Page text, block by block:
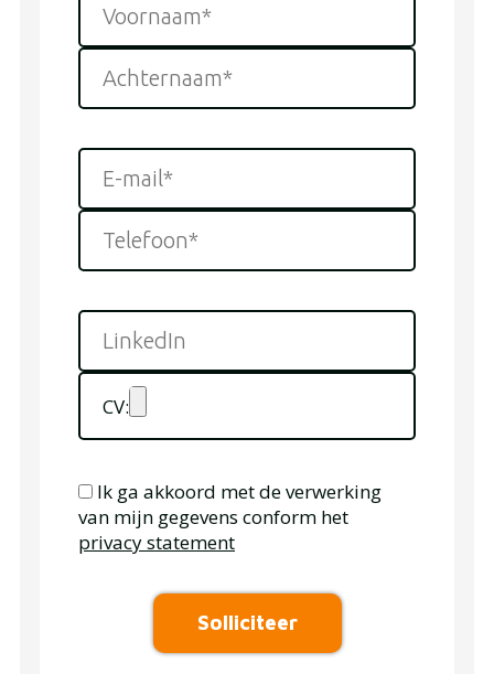
CV:
Ik ga akkoord met de verwerking
van mijn gegevens conform het
privacy statement
Solliciteer